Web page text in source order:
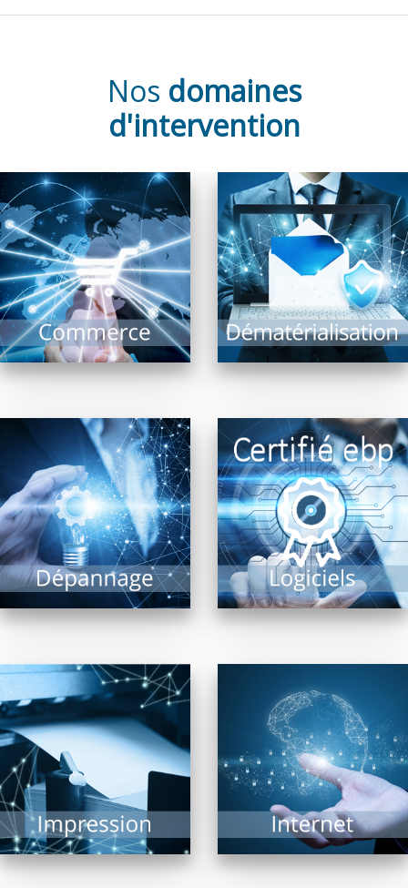
Nos domaines
d'intervention
Un équipement
fonctionnel est la
garantie d’un
commerce optimisé : Il
comprend l’ensemble
des systèmes
d’encaissement,...
EN SAVOIR PLUS
La dématérialisation de
documents présente de
nombreux avantages
et intérêts : Recherche
documentaire rapide,
archivage, limitation...
EN SAVOIR PLUS
Malgré les évolutions
technologiques, le
risque de panne ne
peut être exclu. Il est
alors précieux...
EN SAVOIR PLUS
Les revendeurs FRP2i
certifiés ebp proposent
leur expertise sur les
produits comptabilité
gestion commerciale
paye métiers...
EN SAVOIR PLUS
Impression de
documents, photos,
plans grands formats,
l’imprimante est
indissociable d’un
système informatique.
De nombreuses
technologies...
EN SAVOIR PLUS
Navigateurs, moteurs
de recherche, matériel
de connexion… Internet
est un vaste univers ou
matériels et logiciels...
EN SAVOIR PLUS